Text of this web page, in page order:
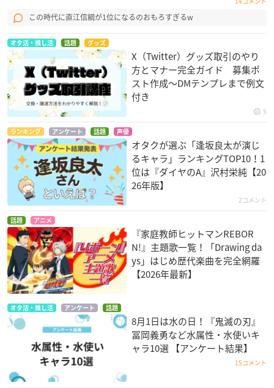
この時代に直江信綱が1位になるのおもろすぎるw
オタ活・推し活 話題 グッズ
X（Twitter）グッズ取引のやり
方とマナー完全ガイド 募集ポ
スト作成〜DMテンプレまで例文
付き
5
ランキング アンケート 話題 声優
オタクが選ぶ「逢坂良太が演じ
るキャラ」ランキングTOP10！1
位は『ダイヤのA』沢村栄純【20
26年版】
2コメント
話題 アニメ
『家庭教師ヒットマンREBOR
N!』主題歌一覧！「Drawing da
ys」はじめ歴代楽曲を完全網羅
【2026年最新】
オタ活・推し活 アンケート 話題
8月1日は水の日！『鬼滅の刃』
冨岡義勇など水属性・水使いキ
ャラ10選 【アンケート結果】
15コメント